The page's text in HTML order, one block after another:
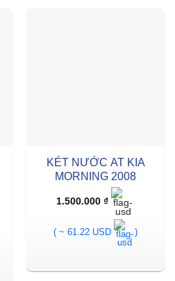
KÉT NƯỚC AT KIA
MORNING 2008
1.500.000 ₫
( ~ 61.22 USD )